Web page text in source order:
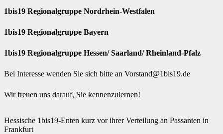
1bis19 Regionalgruppe Nordrhein-Westfalen
1bis19 Regionalgruppe Bayern
1bis19 Regionalgruppe Hessen/ Saarland/ Rheinland-Pfalz
Bei Interesse wenden Sie sich bitte an Vorstand@1bis19.de
Wir freuen uns darauf, Sie kennenzulernen!
Hessische 1bis19-Enten kurz vor ihrer Verteilung an Passanten in
Frankfurt